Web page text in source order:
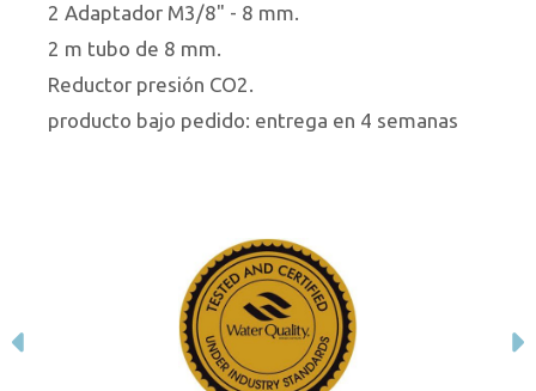
2 Adaptador M3/8" - 8 mm.
2 m tubo de 8 mm.
Reductor presión CO2.
producto bajo pedido: entrega en 4 semanas